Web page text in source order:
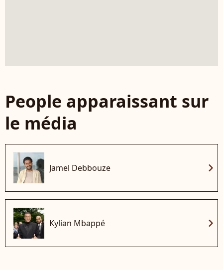
People apparaissant sur
le média
Jamel Debbouze chevron_right
Kylian Mbappé chevron_right